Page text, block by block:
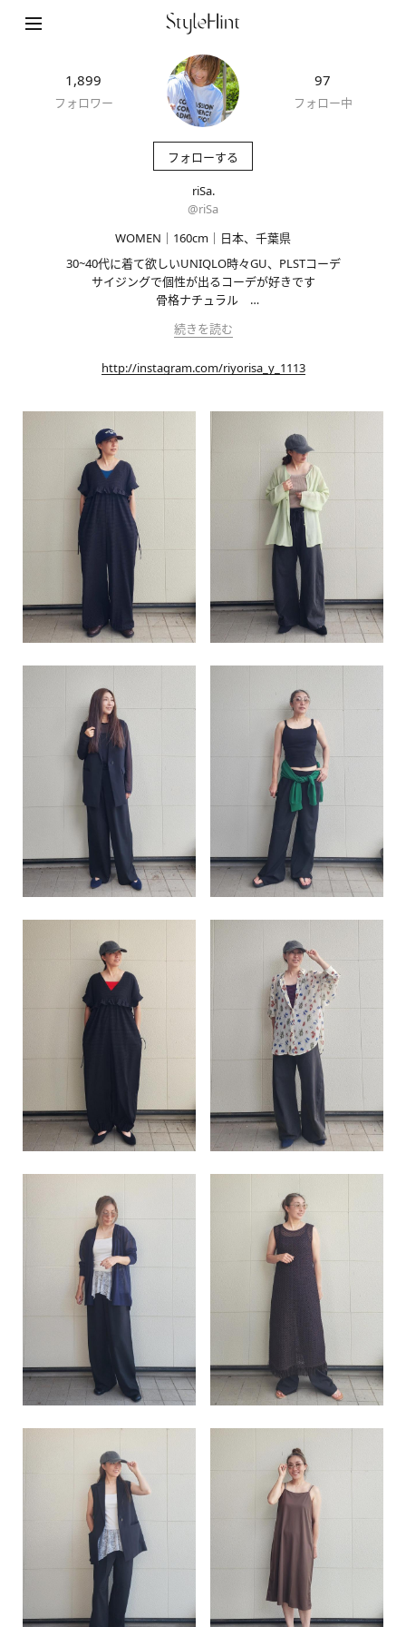
1,899
フォロワー
97
フォロー中
フォローする
riSa.
@riSa
WOMEN｜160cm｜日本、千葉県
30~40代に着て欲しいUNIQLO時々GU、PLSTコーデ
サイジングで個性が出るコーデが好きです
骨格ナチュラル
続きを読む
http://instagram.com/riyorisa_y_1113